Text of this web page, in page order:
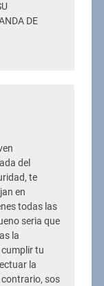
DE
del
te
en
todas las
seria que
la
tu
la
sos